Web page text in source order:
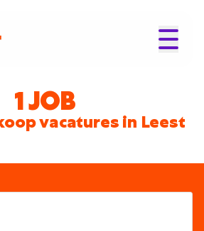
1 JOB
vacatures in Leest